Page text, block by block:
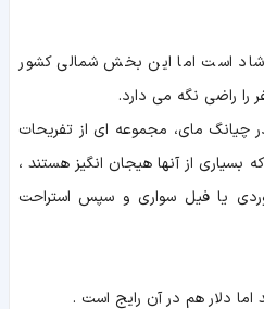
شاد است اما این بخش شمالی کشور
را راضی نگه می دارد.
چیانگ مای، مجموعه ای از تفریحات
بسیاری از آنها هیجان انگیز هستند ،
یا فیل سواری و سپس استراحت
دلار هم در آن رایج است .